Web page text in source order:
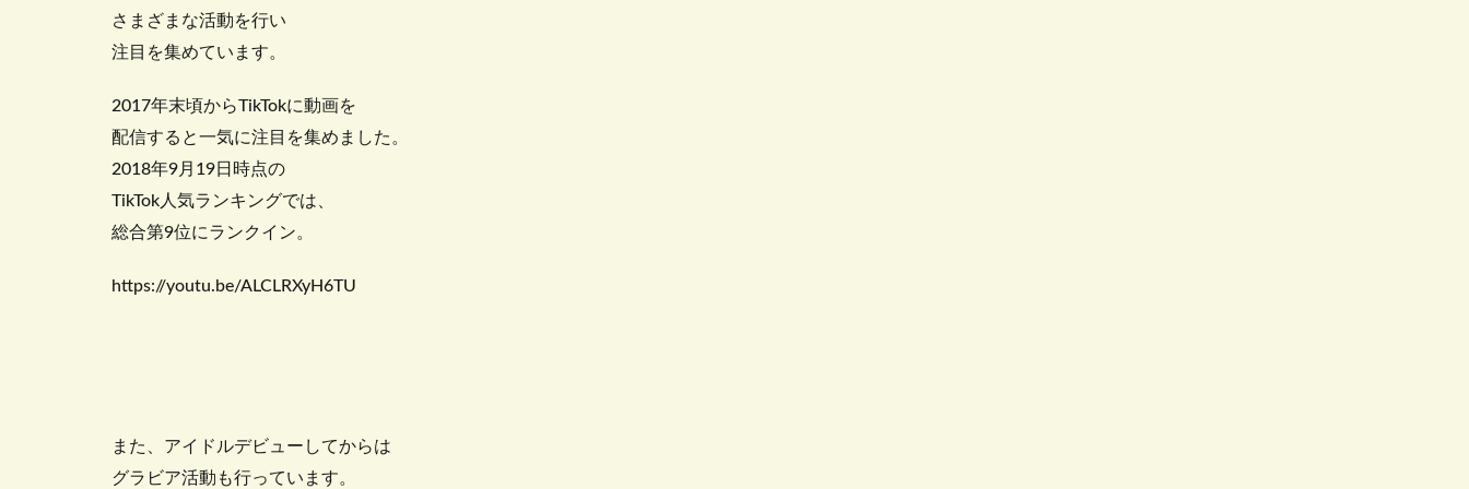
さまざまな活動を行い
注目を集めています。
2017年末頃からTikTokに動画を
配信すると一気に注目を集めました。
2018年9月19日時点の
TikTok人気ランキングでは、
総合第9位にランクイン。
https://youtu.be/ALCLRXyH6TU
また、アイドルデビューしてからは
グラビア活動も行っています。